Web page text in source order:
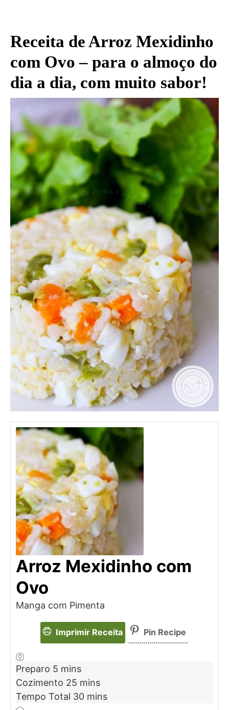
Receita de Arroz Mexidinho
com Ovo – para o almoço do
dia a dia, com muito sabor!
Arroz Mexidinho com
Ovo
Manga com Pimenta
Imprimir Receita Pin Recipe
Preparo 5 mins
Cozimento 25 mins
Tempo Total 30 mins